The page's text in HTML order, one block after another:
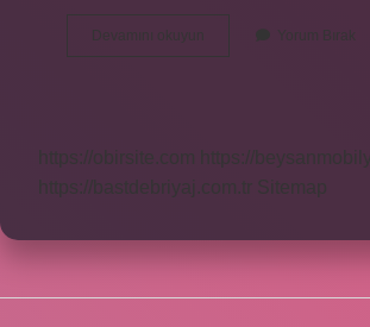
Devamını okuyun
Asansörde
Ölen
Yorum Bırak
https://obirsite.com
https://
https://bastdebriyaj.com.tr Sitemap